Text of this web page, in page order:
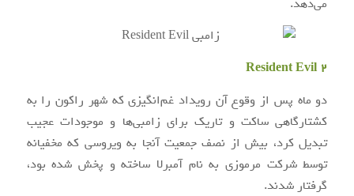
Resident Evil 2
دو ماه پس از وقوع آن رویداد غم‌انگیزی که شهر راکون را به
کشتارگاهی ساکت و تاریک برای زامبی‌ها و موجودات عجیب
تبدیل کرد، بیش از نصف جمعیت آنجا به ویروسی که مخفیانه
توسط شرکت مرموزی به نام آمبرلا ساخته و پخش شده بود،
گرفتار شدند.